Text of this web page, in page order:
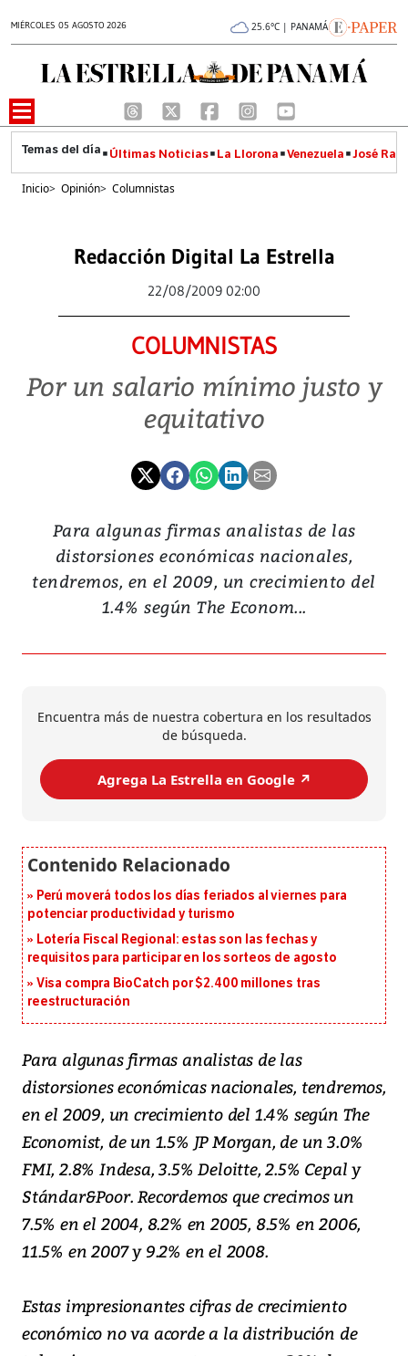
MIÉRCOLES 05 AGOSTO 2026 25.6°C | PANAMÁ
Últimas Noticias La Llorona Venezuela José
Inicio> Opinión> Columnistas
Redacción Digital La Estrella
22/08/2009 02:00
COLUMNISTAS
Por un salario mínimo justo y
equitativo
Para algunas firmas analistas de las
distorsiones económicas nacionales,
tendremos, en el 2009, un crecimiento del
1.4% según The Econom...
Encuentra más de nuestra cobertura en los resultados
de búsqueda.
Agrega La Estrella en Google ↗️
Perú moverá todos los días feriados al viernes para
potenciar productividad y turismo
Lotería Fiscal Regional: estas son las fechas y
requisitos para participar en los sorteos de agosto
Visa compra BioCatch por $2.400 millones tras
reestructuración
Para algunas firmas analistas de las
distorsiones económicas nacionales, tendremos,
en el 2009, un crecimiento del 1.4% según The
Economist, de un 1.5% JP Morgan, de un 3.0%
FMI, 2.8% Indesa, 3.5% Deloitte, 2.5% Cepal y
Stándar&Poor. Recordemos que crecimos un
7.5% en el 2004, 8.2% en 2005, 8.5% en 2006,
11.5% en 2007 y 9.2% en el 2008.
Estas impresionantes cifras de crecimiento
económico no va acorde a la distribución de